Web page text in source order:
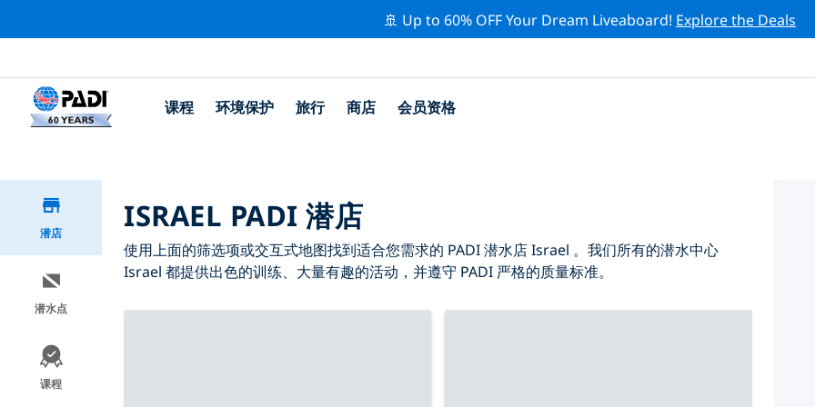
🚢 Up to 60% OFF Your Dream Liveaboard! Explore the Deals
课程 环境保护 旅行 商店 会员资格
潜店
潜水点
课程
ISRAEL PADI 潜店
使用上面的筛选项或交互式地图找到适合您需求的 PADI 潜水店 Israel 。我们所有的潜水中心
Israel 都提供出色的训练、大量有趣的活动，并遵守 PADI 严格的质量标准。